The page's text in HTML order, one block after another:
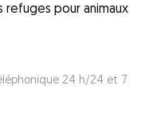
refuges pour animaux
24 h/24 et 7